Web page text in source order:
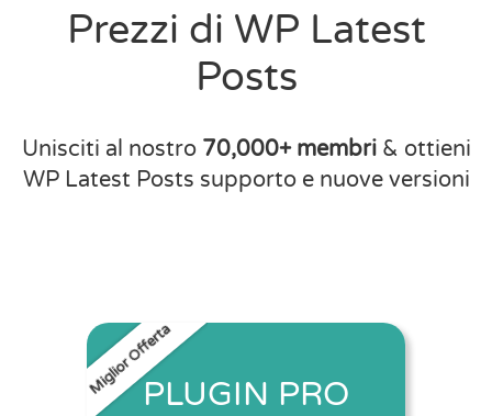
Prezzi di WP Latest
Posts
Unisciti al nostro 70,000+ membri& ottieni
WP Latest Posts supporto e nuove versioni
Miglior OffertaPLUGIN PRO